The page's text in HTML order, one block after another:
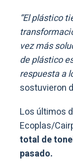
“El plástico
vez más
de plástico
respuesta a
sostuvieron
Los últimos
Ecoplas/
total de
pasado.